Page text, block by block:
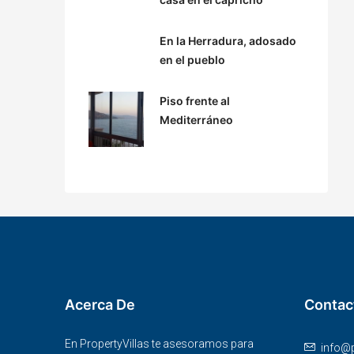
En la Herradura, adosado
en el pueblo
Piso frente al
Mediterráneo
Acerca De
En PropertyVillas te asesoramos para